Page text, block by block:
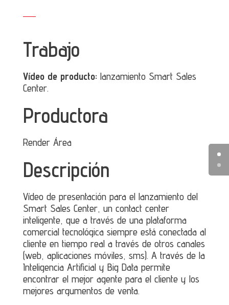
Trabajo
Vídeo de producto: lanzamiento Smart Sales
Center.
Productora
Render Área
Descripción
Vídeo de presentación para el lanzamiento del
Smart Sales Center, un contact center
inteligente, que a través de una plataforma
comercial tecnológica siempre está conectada al
cliente en tiempo real a través de otros canales
(web, aplicaciones móviles, sms). A través de la
Inteligencia Artificial y Big Data permite
encontrar el mejor agente para el cliente y los
mejores argumentos de venta.